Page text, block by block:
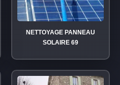
NETTOYAGE PANNEAU
SOLAIRE 69